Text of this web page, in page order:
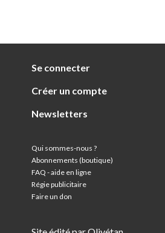
Se connecter
Créer un compte
Newsletters
Qui sommes-nous ?
Abonnements (boutique)
FAQ - aide en ligne
Régie publicitaire
Faire un don